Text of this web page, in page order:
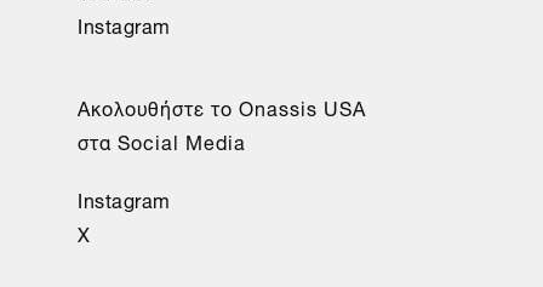
Instagram
Aκολουθήστε το Onassis USA
στα Social Media
Instagram
X